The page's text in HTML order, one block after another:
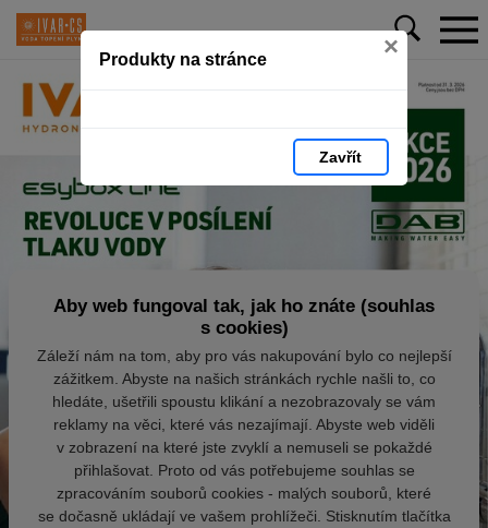
Produkty na stránce ×
Zavřít
Aby web fungoval tak, jak ho znáte (souhlas
s cookies)
Záleží nám na tom, aby pro vás nakupování bylo co nejlepší
zážitkem. Abyste na našich stránkách rychle našli to, co
hledáte, ušetřili spoustu klikání a nezobrazovaly se vám
reklamy na věci, které vás nezajímají. Abyste web viděli
v zobrazení na které jste zvyklí a nemuseli se pokaždé
přihlašovat. Proto od vás potřebujeme souhlas se
zpracováním souborů cookies - malých souborů, které
se dočasně ukládají ve vašem prohlížeči. Stisknutím tlačítka